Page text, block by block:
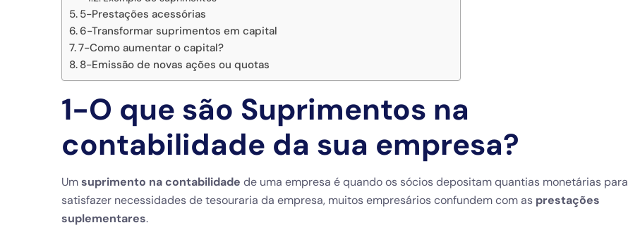
5-Prestações acessórias
6-Transformar suprimentos em capital
7-Como aumentar o capital?
8-Emissão de novas ações ou quotas
1-O que são Suprimentos na
contabilidade da sua empresa?
Umsuprimento na contabilidade de uma empresa é quando os sócios depositam quantias monetárias para
satisfazer necessidades de tesouraria da empresa, muitos empresários confundem com as prestações
suplementares.